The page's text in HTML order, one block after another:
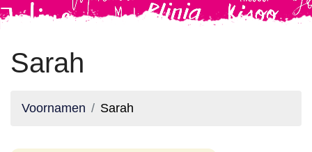
Sarah
Voornamen Sarah